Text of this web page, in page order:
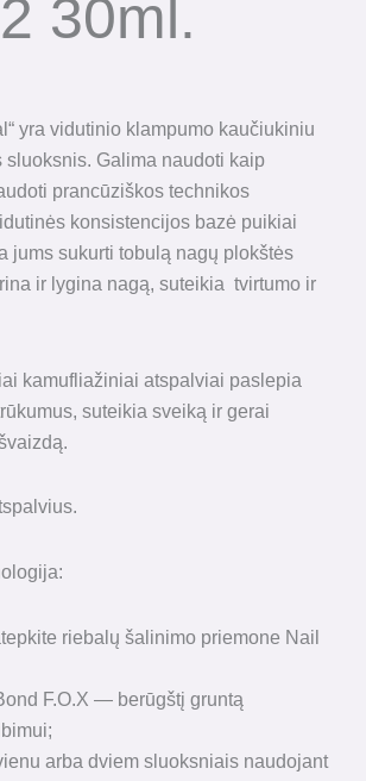
30ml.
yra vidutinio klampumo kaučiukiniu
sluoksnis. Galima naudoti kaip
prancūziškos technikos
konsistencijos bazė puikiai
jums sukurti tobulą nagų plokštės
ir lygina nagą, suteikia tvirtumo ir
kamufliažiniai atspalviai paslepia
suteikia sveiką ir gerai
riebalų šalinimo priemone Nail
F.O.X — berūgštį gruntą
arba dviem sluoksniais naudojant